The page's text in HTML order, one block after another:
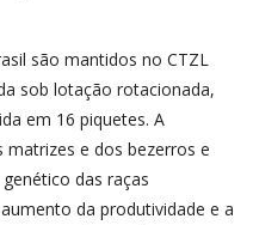
são mantidos no CTZL
sob lotação rotacionada,
em 16 piquetes. A
e dos bezerros e
das raças
da produtividade e a